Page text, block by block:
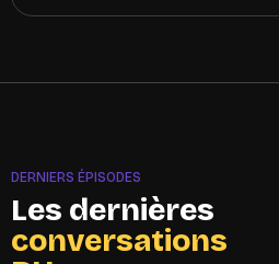
DERNIERS ÉPISODES
Les dernières
conversations